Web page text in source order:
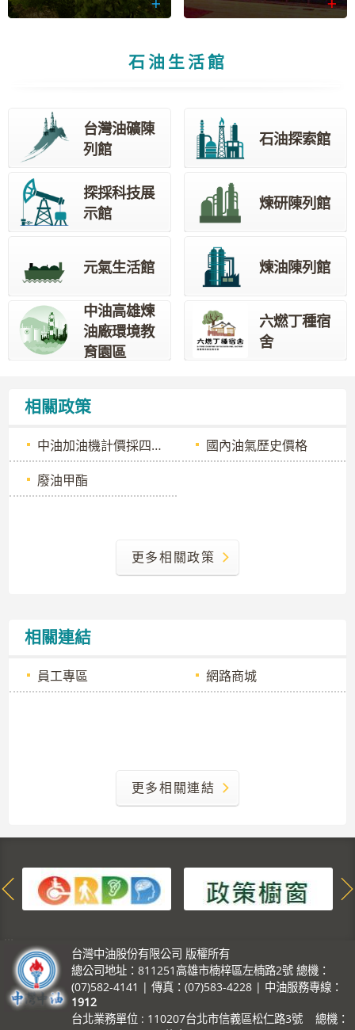
石油生活館
台灣油礦陳
列館
石油探索館
探採科技展
示館
煉研陳列館
元氣生活館 煉油陳列館
中油高雄煉
油廠環境教
育園區
六燃丁種宿
舍
相關政策
中油加油機計價採四捨五入並無不法
國內油氣歷史價格
廢油甲酯
更多相關政策
相關連結
員工專區 網路商城
更多相關連結
台灣中油股份有限公司 版權所有
總公司地址：811251高雄市楠梓區左楠路2號 總機：
(07)582-4141 | 傳真：(07)583-4228 | 中油服務專線：
1912
台北業務單位 : 110207台北市信義區松仁路3號 總機：